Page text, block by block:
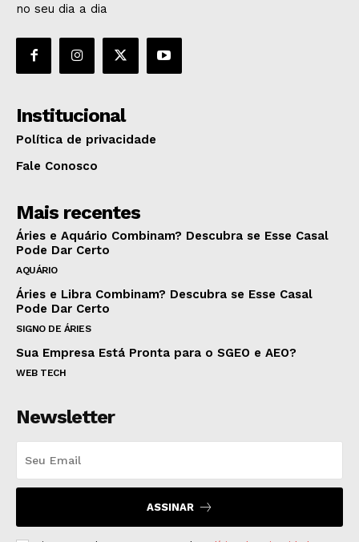
no seu dia a dia
Institucional
Política de privacidade
Fale Conosco
Mais recentes
Áries e Aquário Combinam? Descubra se Esse Casal
Pode Dar Certo
AQUÁRIO
Áries e Libra Combinam? Descubra se Esse Casal
Pode Dar Certo
SIGNO DE ÁRIES
Sua Empresa Está Pronta para o SGEO e AEO?
WEB TECH
Newsletter
ASSINAR